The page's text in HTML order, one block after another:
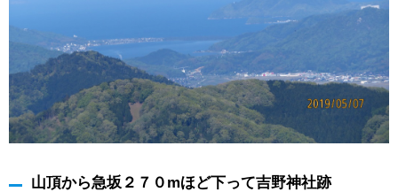
山頂から急坂２７０mほど下って吉野神社跡